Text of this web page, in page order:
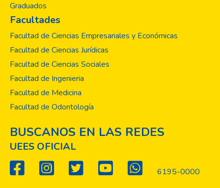
Graduados
Facultades
Facultad de Ciencias Empresariales y Económicas
Facultad de Ciencias Jurídicas
Facultad de Ciencias Sociales
Facultad de Ingenieria
Facultad de Medicina
Facultad de Odontología
BUSCANOS EN LAS REDES
UEES OFICIAL
6195-0000